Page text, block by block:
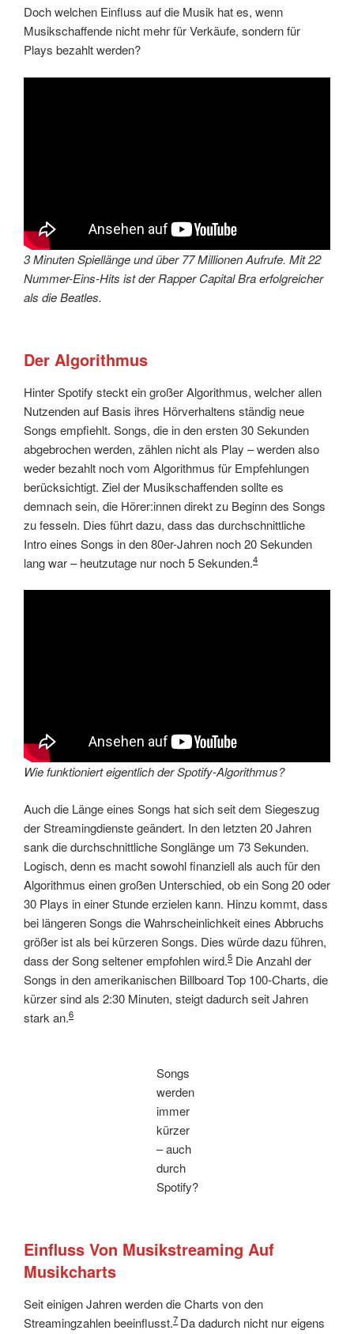
Doch welchen Einfluss auf die Musik hat es, wenn
Musikschaffende nicht mehr für Verkäufe, sondern für
Plays bezahlt werden?
3 Minuten Spiellänge und über 77 Millionen Aufrufe. Mit 22
Nummer-Eins-Hits ist der Rapper Capital Bra erfolgreicher
als die Beatles.
Der Algorithmus
Hinter Spotify steckt ein großer Algorithmus, welcher allen
Nutzenden auf Basis ihres Hörverhaltens ständig neue
Songs empfiehlt. Songs, die in den ersten 30 Sekunden
abgebrochen werden, zählen nicht als Play – werden also
weder bezahlt noch vom Algorithmus für Empfehlungen
berücksichtigt. Ziel der Musikschaffenden sollte es
demnach sein, die Hörer:innen direkt zu Beginn des Songs
zu fesseln. Dies führt dazu, dass das durchschnittliche
Intro eines Songs in den 80er-Jahren noch 20 Sekunden
lang war – heutzutage nur noch 5 Sekunden.4
Wie funktioniert eigentlich der Spotify-Algorithmus?
Auch die Länge eines Songs hat sich seit dem Siegeszug
der Streamingdienste geändert. In den letzten 20 Jahren
sank die durchschnittliche Songlänge um 73 Sekunden.
Logisch, denn es macht sowohl finanziell als auch für den
Algorithmus einen großen Unterschied, ob ein Song 20 oder
30 Plays in einer Stunde erzielen kann. Hinzu kommt, dass
bei längeren Songs die Wahrscheinlichkeit eines Abbruchs
größer ist als bei kürzeren Songs. Dies würde dazu führen,
dass der Song seltener empfohlen wird.5 Die Anzahl der
Songs in den amerikanischen Billboard Top 100-Charts, die
kürzer sind als 2:30 Minuten, steigt dadurch seit Jahren
stark an.6
Songs
werden
immer
kürzer
– auch
durch
Spotify?
Einfluss Von Musikstreaming Auf
Musikcharts
Seit einigen Jahren werden die Charts von den
Streamingzahlen beeinflusst.7 Da dadurch nicht nur eigens